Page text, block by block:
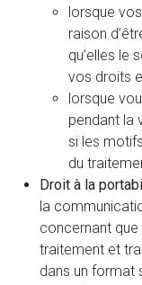
lorsque
raison
qu’elles le
vos droits
lorsque
pendant la
si les
du
Droit à la
la
concernant
traitement et
dans un format